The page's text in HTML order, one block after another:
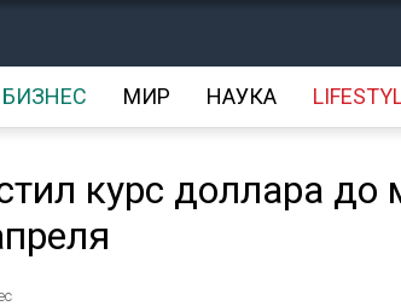
БИЗНЕС МИР НАУКА
курс доллара